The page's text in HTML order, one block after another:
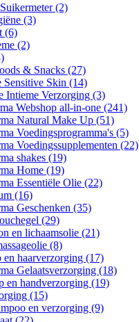
(2)
(3)
(6)
(2)
& Snacks (27)
Sensitive Skin (14)
Intieme Verzorging (3)
Webshop all-in-one (241)
Natural Make Up (51)
Voedingsprogramma's (5)
Voedingssupplementen (22)
shakes (19)
Home (19)
Essentiële Olie (22)
(16)
Geschenken (35)
(29)
en lichaamsolie (21)
(8)
en haarverzorging (17)
Gelaatsverzorging (18)
en handverzorging (19)
(15)
en verzorging (9)